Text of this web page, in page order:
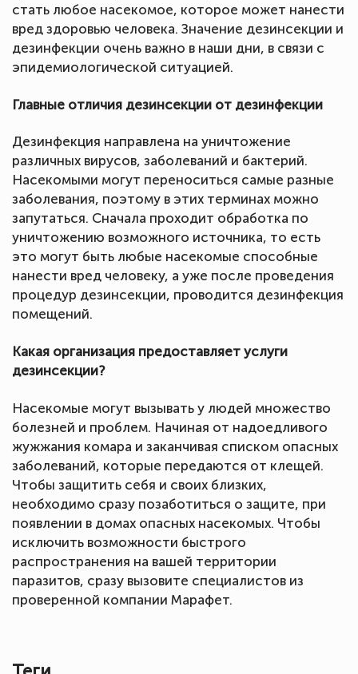
стать любое насекомое, которое может нанести
вред здоровью человека. Значение дезинсекции и
дезинфекции очень важно в наши дни, в связи с
эпидемиологической ситуацией.
Главные отличия дезинсекции от дезинфекции
Дезинфекция направлена на уничтожение
различных вирусов, заболеваний и бактерий.
Насекомыми могут переноситься самые разные
заболевания, поэтому в этих терминах можно
запутаться. Сначала проходит обработка по
уничтожению возможного источника, то есть
это могут быть любые насекомые способные
нанести вред человеку, а уже после проведения
процедур дезинсекции, проводится дезинфекция
помещений.
Какая организация предоставляет услуги
дезинсекции?
Насекомые могут вызывать у людей множество
болезней и проблем. Начиная от надоедливого
жужжания комара и заканчивая списком опасных
заболеваний, которые передаются от клещей.
Чтобы защитить себя и своих близких,
необходимо сразу позаботиться о защите, при
появлении в домах опасных насекомых. Чтобы
исключить возможности быстрого
распространения на вашей территории
паразитов, сразу вызовите специалистов из
проверенной компании Марафет.